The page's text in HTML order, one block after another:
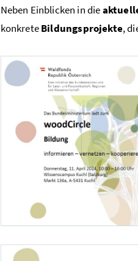
Neben Einblicken in die
konkreteBildungsprojekte,